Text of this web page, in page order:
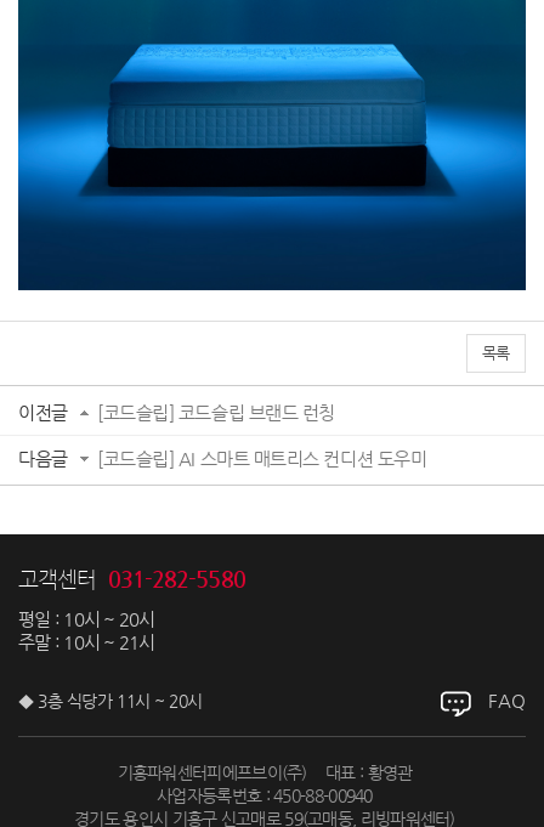
목록
이전글 [코드슬립] 코드슬립 브랜드 런칭
다음글 [코드슬립] AI 스마트 매트리스 컨디션 도우미
고객센터 031-282-5580
평일 : 10시 ~ 20시
주말 : 10시 ~ 21시
◆ 3층 식당가 11시 ~ 20시 FAQ
기흥파워센터피에프브이(주)
대표 : 황영관
사업자등록번호 : 450-88-00940
경기도 용인시 기흥구 신고매로 59(고매동, 리빙파워센터)